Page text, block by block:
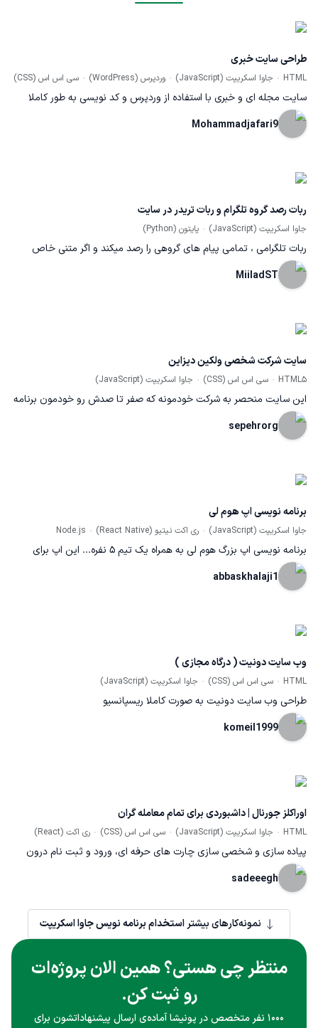
طراحی سایت خبری
HTML جاوا اسکریپت (JavaScript) وردپرس (WordPress) سی اس اس (CSS)
سایت مجله ای و خبری با استفاده از وردپرس و کد نویسی به طور کاملا
داینامیک طراحی شده است
Mohammadjafari9
ربات رصد گروه تلگرام و ربات تریدر در سایت
جاوا اسکریپت (JavaScript) پایتون (Python)
ربات تلگرامی ، تمامی پیام های گروهی را رصد میکند و اگر متنی خاص
باشد ، بر طبق آن در سایت مورد نظر ترید انجام میدهد.
MiiladST
سایت شرکت شخصی ولکین دیزاین
HTML5 سی اس اس (CSS) جاوا اسکریپت (JavaScript)
این سایت منحصر به شرکت خودمونه که صفر تا صدش رو خودمون برنامه
نویسی میکنیم
sepehrorg
برنامه نویسی اپ هوم لی
جاوا اسکریپت (JavaScript) ری اکت نیتیو (React Native) Node.js
برنامه نویسی اپ بزرگ هوم لی به همراه یک تیم 5 نفره... این اپ برای
جستجو، پیدا کردن، خرید و اجاره املاک و مستغلات در سه کشور امریکا،
abbaskhalaji1
وب سایت دونیت ( درگاه مجازی )
HTML سی اس اس (CSS) جاوا اسکریپت (JavaScript)
طراحی وب سایت دونیت به صورت کاملا ریسپانسیو
komeil1999
اوراکلز جورنال | داشبوردی برای تمام معامله گران
HTML جاوا اسکریپت (JavaScript) سی اس اس (CSS) ری اکت (React)
پیاده سازی و شخصی سازی چارت های حرفه ای، ورود و ثبت نام درون
اپلیکیشن، طراحی و توسعه لندینگ محصول، پیاده سازی قابلیت های
sadeeegh
نمونه‌کارهای بیشتر استخدام برنامه نویس جاوا اسکریپت
منتظر چی هستی؟ همین الان پروژه‌ات
رو ثبت کن.
۱۰۰۰ نفر متخصص در پونیشا آماده‌ی ارسال پیشنهاداتشون برای